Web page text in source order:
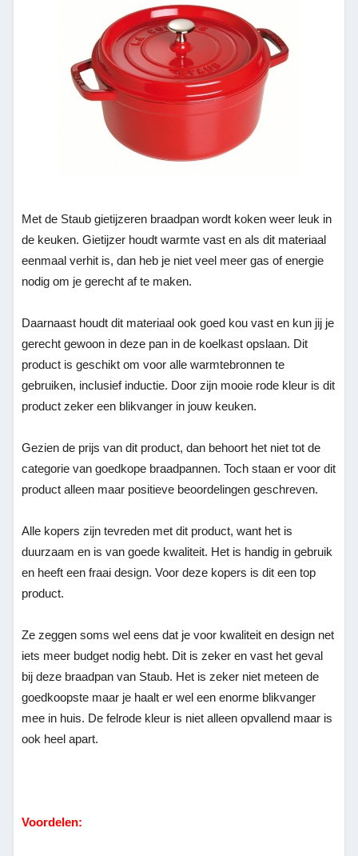
Met de Staub gietijzeren braadpan wordt koken weer leuk in
de keuken. Gietijzer houdt warmte vast en als dit materiaal
eenmaal verhit is, dan heb je niet veel meer gas of energie
nodig om je gerecht af te maken.
Daarnaast houdt dit materiaal ook goed kou vast en kun jij je
gerecht gewoon in deze pan in de koelkast opslaan. Dit
product is geschikt om voor alle warmtebronnen te
gebruiken, inclusief inductie. Door zijn mooie rode kleur is dit
product zeker een blikvanger in jouw keuken.
Gezien de prijs van dit product, dan behoort het niet tot de
categorie van goedkope braadpannen. Toch staan er voor dit
product alleen maar positieve beoordelingen geschreven.
Alle kopers zijn tevreden met dit product, want het is
duurzaam en is van goede kwaliteit. Het is handig in gebruik
en heeft een fraai design. Voor deze kopers is dit een top
product.
Ze zeggen soms wel eens dat je voor kwaliteit en design net
iets meer budget nodig hebt. Dit is zeker en vast het geval
bij deze braadpan van Staub. Het is zeker niet meteen de
goedkoopste maar je haalt er wel een enorme blikvanger
mee in huis. De felrode kleur is niet alleen opvallend maar is
ook heel apart.
Voordelen: